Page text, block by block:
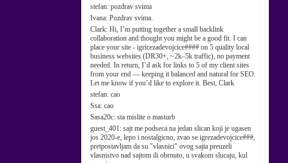
stefan: pozdrav svima
Ivana: Pozdrav svima.
Clark: Hi, I’m putting together a small backlink
collaboration and thought you might be a good fit. I can
place your site - igricezadevojcice#### on 5 quality local
business websites (DR30+, ~2k–5k traffic), no payment
needed. In return, I’d ask for links to 5 of my client sites
from your end — keeping it balanced and natural for SEO.
Let me know if you’d like to explore it. Best, Clark
stefan: cao
Ssa: cao
Sasa20c: sta mislite o masturb
guest_401: sajt me podseca na jedan slican koji je ugasen
jos 2020-e, lepo i nostalgicno, zvao se igrezadevojcice###,
pretpostavljam da su "vlasnici" ovog sajta preuzeli
vlasnistvo nad sajtom ili obrnuto, u svakom slucaju, kul